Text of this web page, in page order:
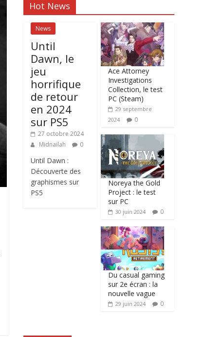
Hot News
News
Until
Dawn, le
jeu
horrifique
de retour
en 2024
sur PS5
27 octobre 2024
Midnailah
0
Until Dawn :
Découverte des
graphismes sur
PS5
Ace Attorney
Investigations
Collection, le test
PC (Steam)
29 septembre
2024
0
Noreya the Gold
Project : le test
sur PC
30 juin 2024 0
Du casual gaming
sur 2e écran : la
nouvelle vague
29 juin 2024 0